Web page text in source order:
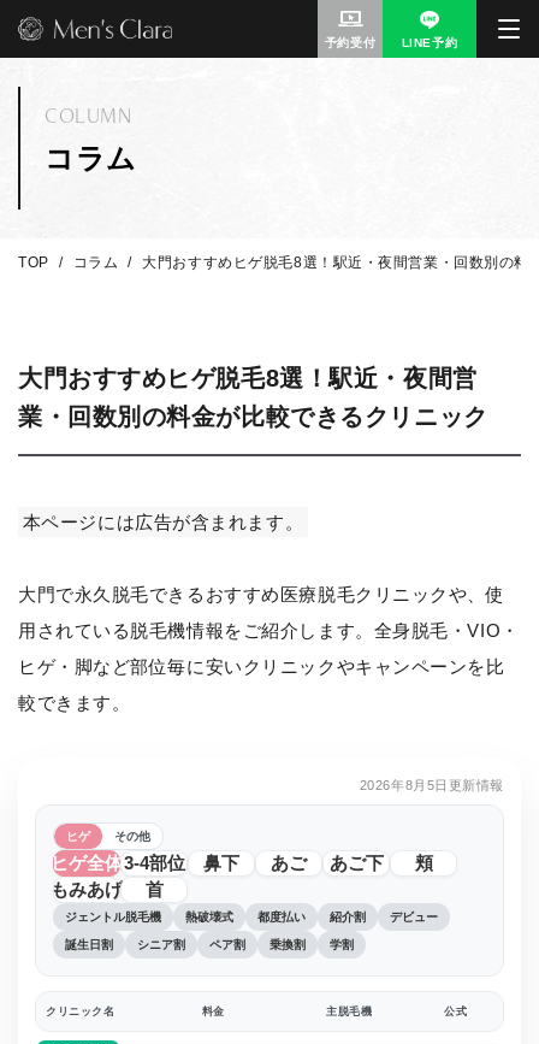
予約受付 LINE予約
コラム
COLUMN
TOP コラム 大門おすすめヒゲ脱毛8選！駅近・夜間営業・回数別の料
大門おすすめヒゲ脱毛8選！駅近・夜間営
業・回数別の料金が比較できるクリニック
本ページには広告が含まれます。
大門で永久脱毛できるおすすめ医療脱毛クリニックや、使
用されている脱毛機情報をご紹介します。全身脱毛・VIO・
ヒゲ・脚など部位毎に安いクリニックやキャンペーンを比
較できます。
2026年8月5日更新情報
ヒゲ その他
ヒゲ全体3-4部位 鼻下 あご あご下
頬
もみあげ
首
ジェントル脱毛機 熱破壊式 都度払い 紹介割 デビュー
誕生日割 シニア割 ペア割 乗換割 学割
クリニック名 料金 主脱毛機 公式